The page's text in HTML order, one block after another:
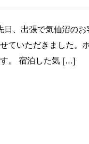
、出張で気仙沼の
ていただきました。
。 宿泊した気 […]